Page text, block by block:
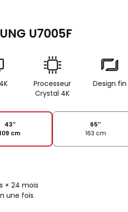
U7005F
Processeur
Crystal 4K
Design fin
43’’
cm
65’’
163 cm
× 24 mois
une fois